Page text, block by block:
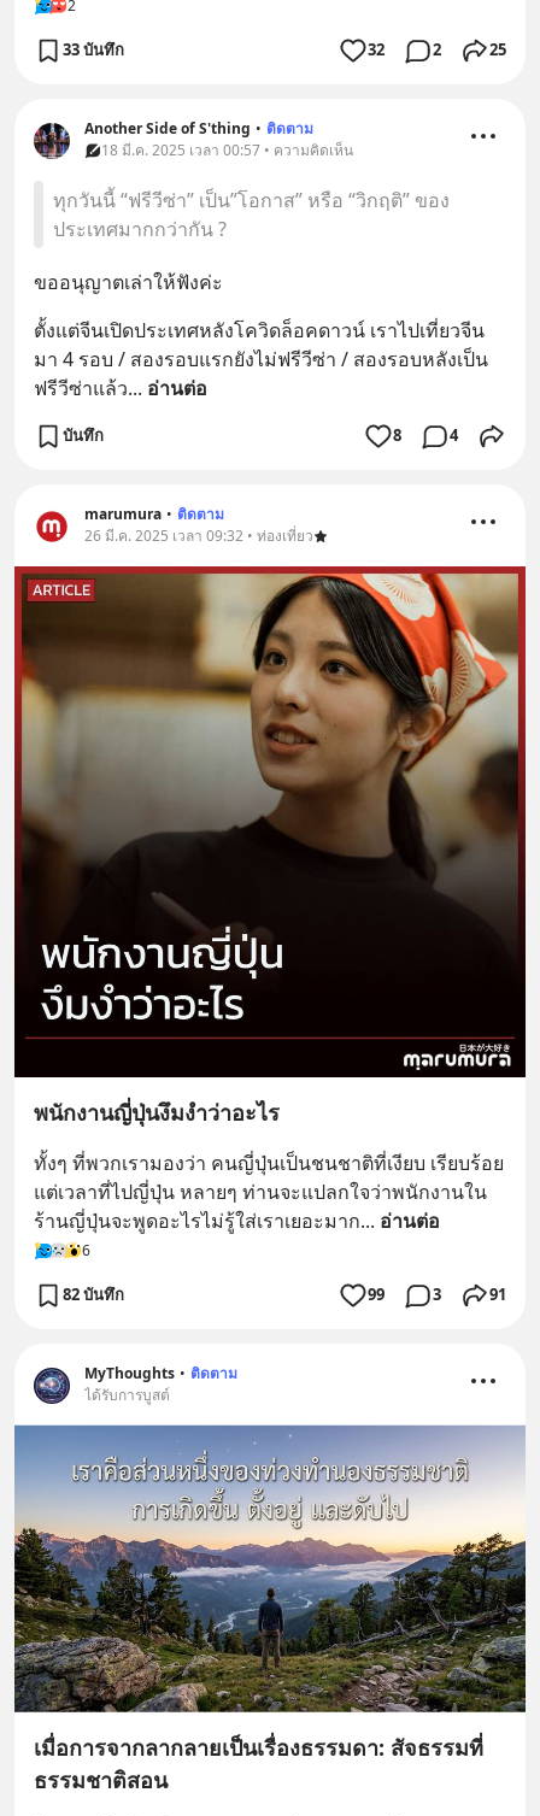
2
33 บันทึก 32 2 25
Another Side of S'thing • ติดตาม
18 มี.ค. 2025 เวลา 00:57 • ความคิดเห็น
ทุกวันนี้ “ฟรีวีซ่า” เป็น”โอกาส” หรือ “วิกฤติ” ของ
ประเทศมากกว่ากัน ?
ขออนุญาตเล่าให้ฟังค่ะ
ตั้งแต่จีนเปิดประเทศหลังโควิดล็อคดาวน์ เราไปเที่ยวจีน
มา 4 รอบ / สองรอบแรกยังไม่ฟรีวีซ่า / สองรอบหลังเป็น
ฟรีวีซ่าแล้ว... อ่านต่อ
บันทึก 8 4
marumura • ติดตาม
26 มี.ค. 2025 เวลา 09:32 • ท่องเที่ยว
พนักงานญี่ปุ่น​งึมงำว่าอะไร
ทั้งๆ ที่พวกเรามองว่า คนญี่ปุ่นเป็นชนชาติที่เงียบ เรียบร้อย
แต่เวลาที่ไปญี่ปุ่น หลายๆ ท่านจะแปลกใจว่าพนักงานใน
ร้านญี่ปุ่นจะพูดอะไรไม่รู้ใส่เราเยอะมาก... อ่านต่อ
6
82 บันทึก 99 3 91
MyThoughts • ติดตาม
ได้รับการบูสต์
เมื่อการจากลากลายเป็นเรื่องธรรมดา: สัจธรรมที่
ธรรมชาติสอน